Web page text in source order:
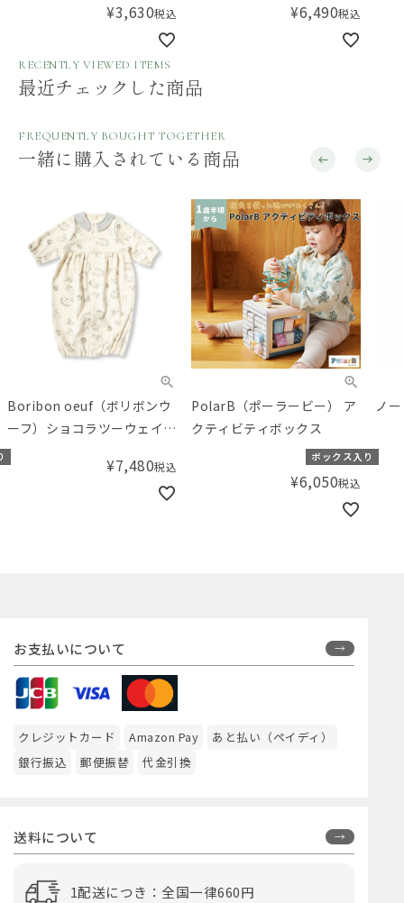
るみ 2枚 ディズニー ウィニ
baby swaddle -
winnie+friends- 2pk
¥3,630税込
イストーリー toy story 3-
¥6,490税込
RECENTLY VIEWED ITEMS
最近チェックした商品
FREQUENTLY BOUGHT TOGETHER
一緒に購入されている商品
Boribon oeuf（ボリボンウ
ーフ）ショコラツーウェイ
オール チャコールグレー
¥7,480税込
PolarB（ポーラービー） ア
クティビティボックス
ボックス入り
¥6,050税込
ノ
お支払いについて
クレジットカード Amazon Pay
あと払い（ペイディ）
銀行振込
郵便振替 代金引換
送料について
1配送につき：全国一律660円